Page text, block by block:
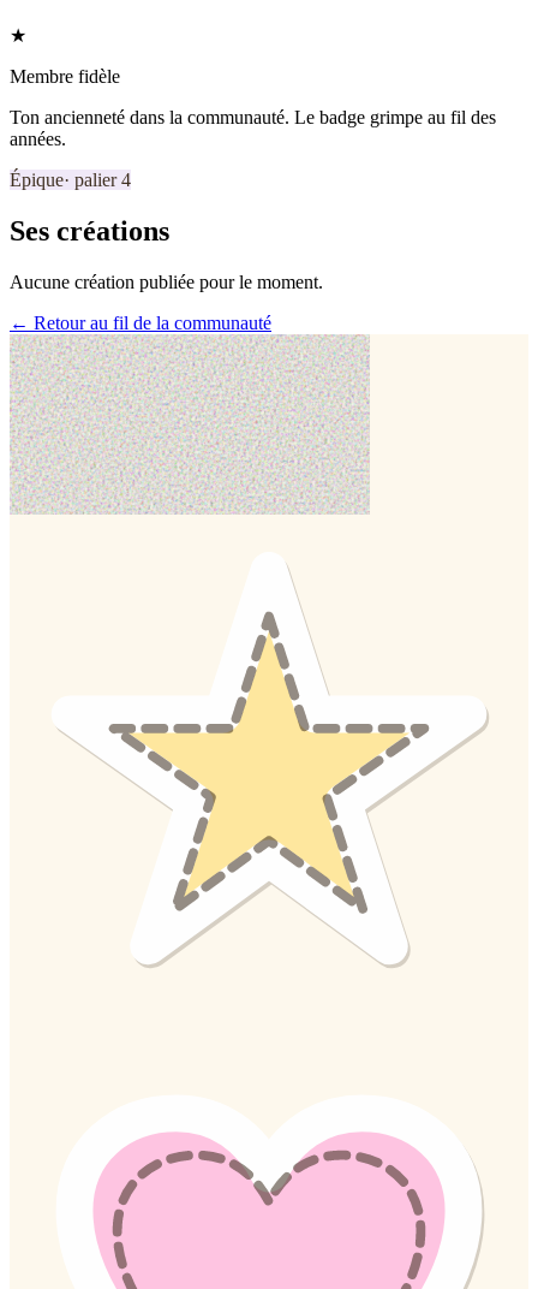
★
Membre fidèle
Ton ancienneté dans la communauté. Le badge grimpe au fil des
années.
Épique· palier4
Ses créations
Aucune création publiée pour le moment.
← Retour au fil de la communauté